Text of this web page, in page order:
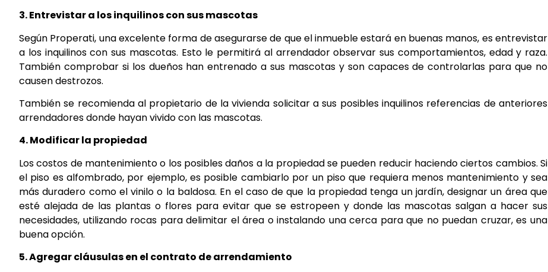
3. Entrevistar a los inquilinos con sus mascotas
Según Properati, una excelente forma de asegurarse de que el inmueble estará en buenas manos, es entrevistar
a los inquilinos con sus mascotas. Esto le permitirá al arrendador observar sus comportamientos, edad y raza.
También comprobar si los dueños han entrenado a sus mascotas y son capaces de controlarlas para que no
causen destrozos.
También se recomienda al propietario de la vivienda solicitar a sus posibles inquilinos referencias de anteriores
arrendadores donde hayan vivido con las mascotas.
4. Modificar la propiedad
Los costos de mantenimiento o los posibles daños a la propiedad se pueden reducir haciendo ciertos cambios. Si
el piso es alfombrado, por ejemplo, es posible cambiarlo por un piso que requiera menos mantenimiento y sea
más duradero como el vinilo o la baldosa. En el caso de que la propiedad tenga un jardín, designar un área que
esté alejada de las plantas o flores para evitar que se estropeen y donde las mascotas salgan a hacer sus
necesidades, utilizando rocas para delimitar el área o instalando una cerca para que no puedan cruzar, es una
buena opción.
5. Agregar cláusulas en el contrato de arrendamiento